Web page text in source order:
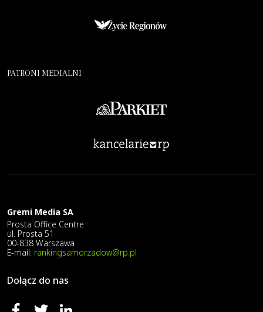
PATRONI MEDIALNI
Gremi Media SA
Prosta Office Centre
ul. Prosta 51
00-838 Warszawa
E-mail: rankingsamorzadow@rp.pl
Dołącz do nas